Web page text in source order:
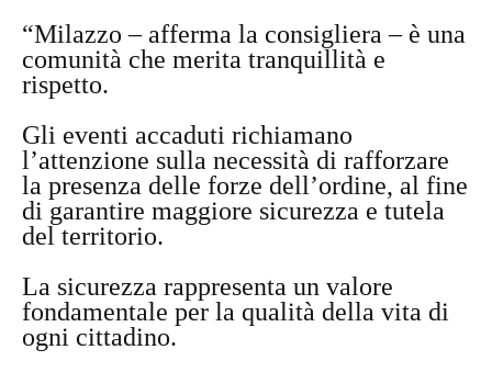
“Milazzo – afferma la consigliera – è una
comunità che merita tranquillità e
rispetto.
Gli eventi accaduti richiamano
l’attenzione sulla necessità di rafforzare
la presenza delle forze dell’ordine, al fine
di garantire maggiore sicurezza e tutela
del territorio.
La sicurezza rappresenta un valore
fondamentale per la qualità della vita di
ogni cittadino.